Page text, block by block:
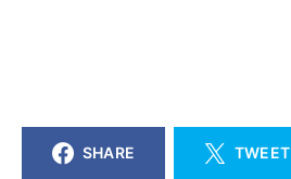
SHARE TWEET